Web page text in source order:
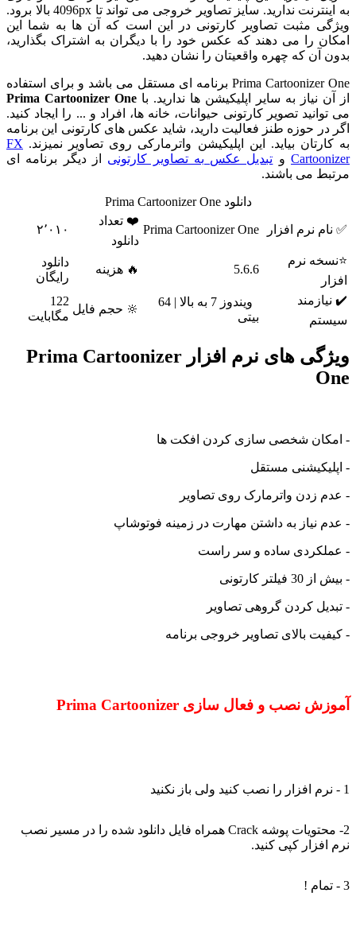
به اینترنت ندارید. سایز تصاویر خروجی می تواند تا 4096px بالا برود.
ویژگی مثبت تصاویر کارتونی در این است که آن ها به شما این
امکان را می دهند که عکس خود را با دیگران به اشتراک بگذارید،
بدون آن که چهره واقعیتان را نشان دهید.
Prima Cartoonizer One برنامه ای مستقل می باشد و برای استفاده
از آن نیاز به سایر اپلیکیشن ها ندارید. با Prima Cartoonizer One
می توانید تصویر کارتونی حیوانات، خانه ها، افراد و ... را ایجاد کنید.
اگر در حوزه طنز فعالیت دارید، شاید عکس های کارتونی این برنامه
به کارتان بیاید. این اپلیکیشن واترمارکی روی تصاویر نمیزند. FX
Cartoonizerو تبدیل عکس به تصاویر کارتونی از دیگر برنامه ای
مرتبط می باشند.
دانلود Prima Cartoonizer One
✅ نام نرم افزار Prima Cartoonizer One
❤️ تعداد
دانلود
۲٬۰۱۰
⭐نسخه نرم
افزار
5.6.6 🔥 هزینه
دانلود
رایگان
✔️ نیازمند
سیستم
ویندوز 7 به بالا | 64
بیتی
🔆 حجم فایل
122
مگابایت
ویژگی های نرم افزار Prima Cartoonizer
One
- امکان شخصی سازی کردن افکت ها
- اپلیکیشنی مستقل
- عدم زدن واترمارک روی تصاویر
- عدم نیاز به داشتن مهارت در زمینه فوتوشاپ
- عملکردی ساده و سر راست
- بیش از 30 فیلتر کارتونی
- تبدیل کردن گروهی تصاویر
- کیفیت بالای تصاویر خروجی برنامه
آموزش نصب و فعال سازی Prima Cartoonizer
1 - نرم افزار را نصب کنید ولی باز نکنید
2- محتویات پوشه Crack همراه فایل دانلود شده را در مسیر نصب
نرم افزار کپی کنید.
3 - تمام !